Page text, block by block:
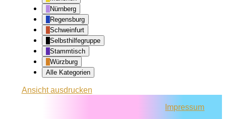
Nürnberg
Regensburg
Schweinfurt
Selbsthilfegruppe
Stammtisch
Würzburg
Alle Kategorien
Ansichtausdrucken
Impressum